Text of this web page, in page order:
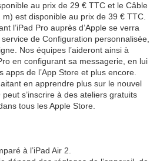
au prix de 29 € TTC et le Câble
est disponible au prix de 39 € TTC.
l’iPad Pro auprès d’Apple se verra
de Configuration personnalisée,
Nos équipes l’aideront ainsi à
en configurant sa messagerie, en lui
apps de l’App Store et plus encore.
en apprendre plus sur le nouvel
s’inscrire à des ateliers gratuits
tous les Apple Store.
à l’iPad Air 2.